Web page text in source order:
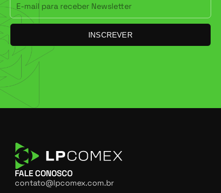
INSCREVER
FALE CONOSCO
contato@lpcomex.com.br